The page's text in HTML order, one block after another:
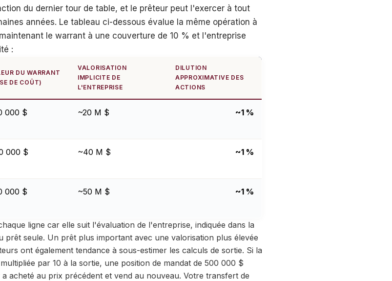
du dernier tour de table, et le prêteur peut l'exercer à tout
années. Le tableau ci-dessous évalue la même opération à
le warrant à une couverture de 10 % et l'entreprise
:
DU WARRANT
DE COÛT)
VALORISATION
IMPLICITE DE
L'ENTREPRISE
DILUTION
APPROXIMATIVE DES
ACTIONS
000 $ ~20 M $ ~1 %
000 $ ~40 M $ ~1 %
000 $ ~50 M $ ~1 %
ligne car elle suit l'évaluation de l'entreprise, indiquée dans la
prêt seule. Un prêt plus important avec une valorisation plus élevée
ont également tendance à sous-estimer les calculs de sortie. Si la
par 10 à la sortie, une position de mandat de 500 000 $
acheté au prix précédent et vend au nouveau. Votre transfert de